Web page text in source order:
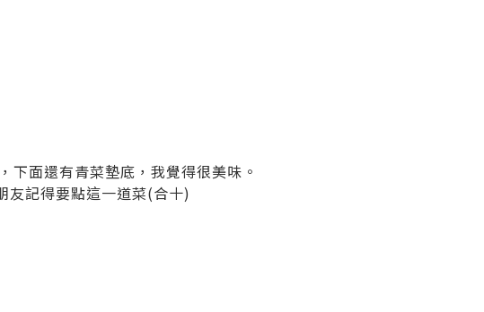
下面還有青菜墊底，我覺得很美味。
友記得要點這一道菜(合十)